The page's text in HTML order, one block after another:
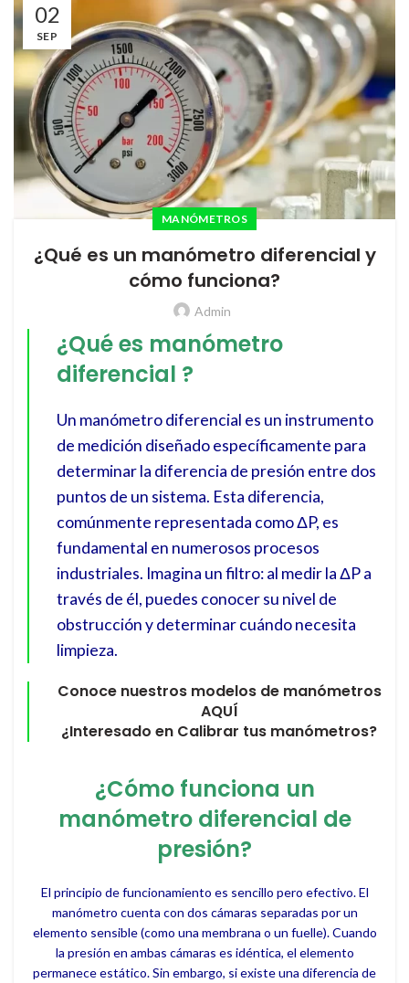
02
SEP
MANÓMETROS
¿Qué es un manómetro diferencial y
cómo funciona?
Admin
¿Qué es manómetro
diferencial ?
Un manómetro diferencial es un instrumento
de medición diseñado específicamente para
determinar la diferencia de presión entre dos
puntos de un sistema. Esta diferencia,
comúnmente representada como ΔP, es
fundamental en numerosos procesos
industriales. Imagina un filtro: al medir la ΔP a
través de él, puedes conocer su nivel de
obstrucción y determinar cuándo necesita
limpieza.
Conoce nuestros modelos de manómetros
AQUÍ
¿Interesado en Calibrar tus manómetros?
¿Cómo funciona un
manómetro diferencial de
presión?
El principio de funcionamiento es sencillo pero efectivo. El
manómetro cuenta con dos cámaras separadas por un
elemento sensible (como una membrana o un fuelle). Cuando
la presión en ambas cámaras es idéntica, el elemento
permanece estático. Sin embargo, si existe una diferencia de